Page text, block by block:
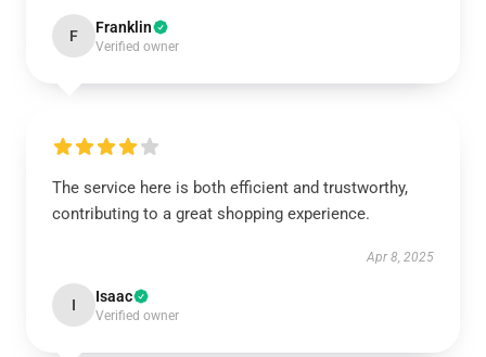
F Franklin
Verified owner
The service here is both efficient and trustworthy,
contributing to a great shopping experience.
Apr 8, 2025
I Isaac
Verified owner